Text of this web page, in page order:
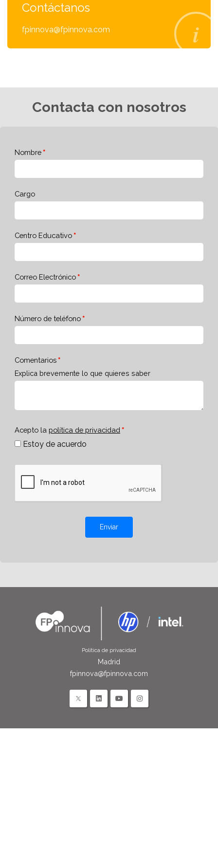
Contáctanos
fpinnova@fpinnova.com
Contacta con nosotros
Nombre
Cargo
Centro Educativo
Correo Electrónico
Número de teléfono
Comentarios
Explica brevemente lo que quieres saber
Acepto la política de privacidad
Estoy de acuerdo
Enviar
Política de privacidad
Madrid
fpinnova@fpinnova.com